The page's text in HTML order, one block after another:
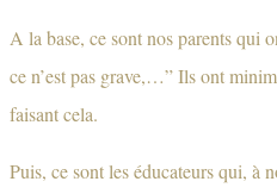
A la base, ce sont nos parents qui
ce n’est pas grave,…” Ils ont
faisant cela.
Puis, ce sont les éducateurs qui, à